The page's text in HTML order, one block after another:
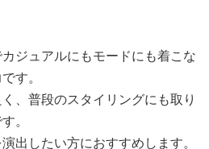
ジュアルにもモードにも着こな
す。
、普段のスタイリングにも取り
。
出したい方におすすめします。